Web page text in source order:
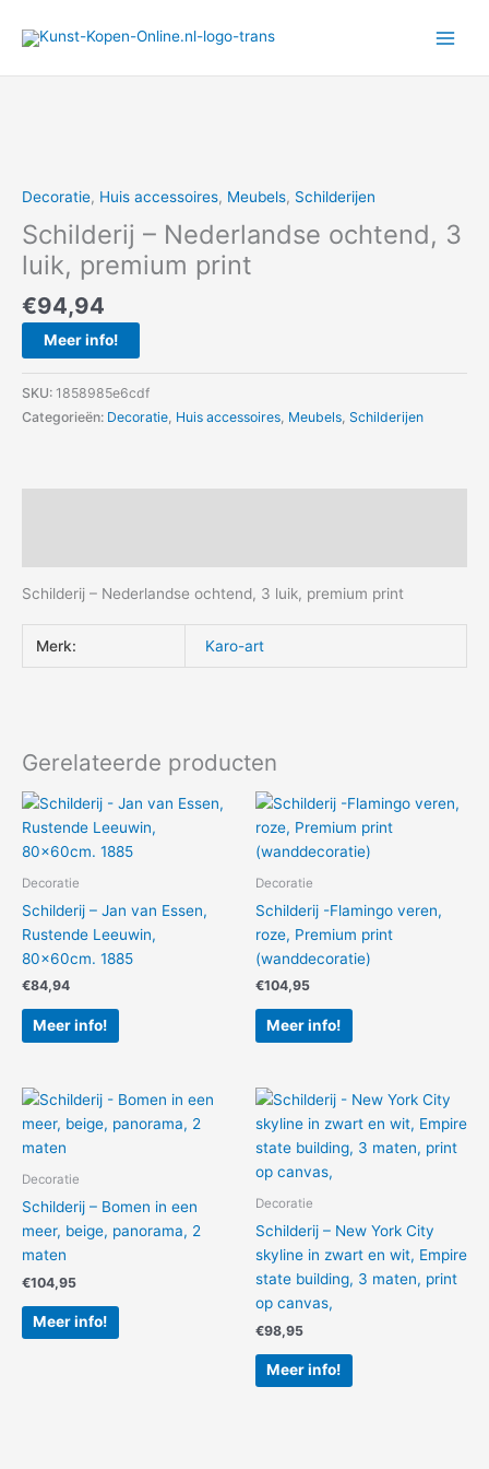
naar
Decoratie, Huis accessoires, Meubels, Schilderijen
Schilderij – Nederlandse ochtend, 3
luik, premium print
€94,94
Meer info!
SKU: 1858985e6cdf
Categorieën: Decoratie Huis accessoires Meubels Schilderijen
Schilderij – Nederlandse ochtend, 3 luik, premium print
Merk: Karo-art
Gerelateerde producten
Decoratie
Schilderij – Jan van Essen,
Rustende Leeuwin,
80x60cm. 1885
€84,94
Meer info!
Decoratie
Schilderij -Flamingo veren,
roze, Premium print
(wanddecoratie)
€104,95
Meer info!
Decoratie
Schilderij – Bomen in een
meer, beige, panorama, 2
maten
€104,95
Meer info!
Decoratie
Schilderij – New York City
skyline in zwart en wit, Empire
state building, 3 maten, print
op canvas,
€98,95
Meer info!